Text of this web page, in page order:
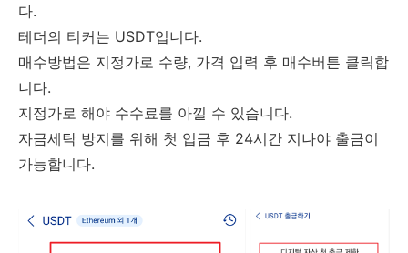
다.
테더의 티커는 USDT입니다.
매수방법은 지정가로 수량, 가격 입력 후 매수버튼 클릭합
니다.
지정가로 해야 수수료를 아낄 수 있습니다.
자금세탁 방지를 위해 첫 입금 후 24시간 지나야 출금이
가능합니다.